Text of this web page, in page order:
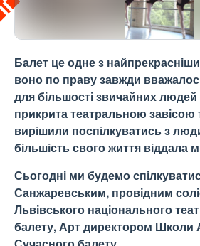
Балет це одне з
воно по праву завжди
для більшості звичайних
прикрита театральною завісою
вирішили поспілкуватись з
більшість свого життя віддала
Сьогодні ми будемо
Санжаревським, провідним
Львівського національного
балету, Арт директором Школи